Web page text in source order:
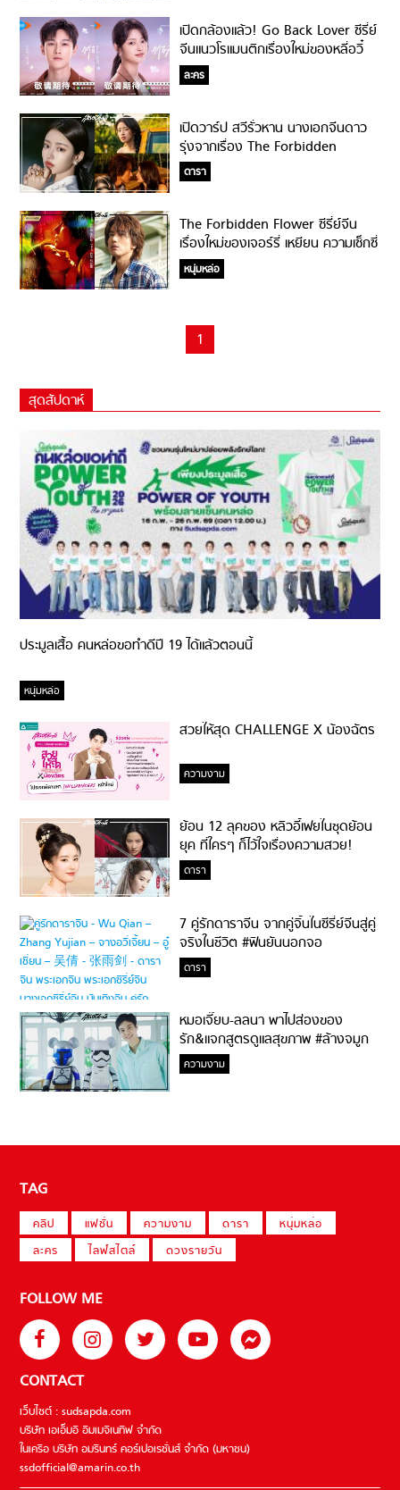
เปิดกล้องแล้ว! Go Back Lover ซีรี่ย์
จีนแนวโรแมนติกเรื่องใหม่ของหลี่อวิ๋
นรุ่ย-สวีรั่วหาน
ละคร
เปิดวาร์ป สวีรั่วหาน นางเอกจีนดาว
รุ่งจากเรื่อง The Forbidden
Flower!
ดารา
The Forbidden Flower ซีรี่ย์จีน
เรื่องใหม่ของเจอร์รี่ เหยียน ความเซ็กซี่
เต็มสิบไม่หัก!
หนุ่มหล่อ
1
สุดสัปดาห์
ประมูลเสื้อ คนหล่อขอทำดีปี 19 ได้แล้วตอนนี้
หนุ่มหล่อ
สวยให้สุด CHALLENGE X น้องฉัตร
ความงาม
ย้อน 12 ลุคของ หลิวอี้เฟยในชุดย้อน
ยุค ที่ใครๆ ก็ไว้ใจเรื่องความสวย!
ดารา
7 คู่รักดาราจีน จากคู่จิ้นในซีรี่ย์จีนสู่คู่
จริงในชีวิต #ฟินยันนอกจอ
ดารา
หมอเจี๊ยบ-ลลนา พาไปส่องของ
รัก&แจกสูตรดูแลสุขภาพ #ล้างจมูก
ไม่ยากจะสอนให้
ความงาม
TAG
คลิป แฟชั่น ความงาม ดารา
หนุ่มหล่อ
ละคร
ไลฟ์สไตล์ ดวงรายวัน
FOLLOW ME
CONTACT
เว็บไซต์ : sudsapda.com
บริษัท เอเอ็มอี อิมเมจิเนทีฟ จำกัด
ในเครือ บริษัท อมรินทร์ คอร์เปอเรชั่นส์ จำกัด (มหาชน)
ssdofficial@amarin.co.th